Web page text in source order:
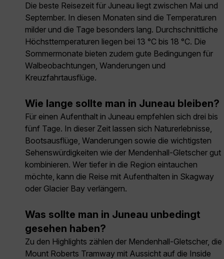
Die beste Reisezeit für Juneau liegt zwischen Mai und
September. In diesen Monaten sind die Temperaturen
milder und die Tage besonders lang. Durchschnittliche
Höchsttemperaturen liegen bei 13 °C bis 18 °C. Die
Sommermonate bieten zudem gute Bedingungen für
Walbeobachtungen, Wanderungen und
Kreuzfahrtausflüge.
Wie lange sollte man in Juneau bleiben?
Für einen Aufenthalt in Juneau empfehlen sich drei bis
fünf Tage. In dieser Zeit lassen sich Naturerlebnisse,
Bootsausflüge, Wanderungen sowie die wichtigsten
Sehenswürdigkeiten wie der Mendenhall-Gletscher gut
kombinieren. Wer tiefer in die Region eintauchen
möchte, kann die Reise mit Aufenthalten in Skagway
oder Glacier Bay verlängern.
Was sollte man in Juneau unbedingt
gesehen haben?
Zu den Highlights zählen der Mendenhall-Gletscher, die
Mount Roberts Tramway mit Aussicht auf die Inside